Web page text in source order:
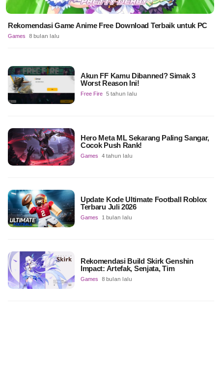
Rekomendasi Game Anime Free Download Terbaik untuk PC
Games 8 bulan lalu
Akun FF Kamu Dibanned? Simak 3
Worst Reason Ini!
Free Fire 5 tahun lalu
Hero Meta ML Sekarang Paling Sangar,
Cocok Push Rank!
Games 4 tahun lalu
Update Kode Ultimate Football Roblox
Terbaru Juli 2026
Games 1 bulan lalu
Rekomendasi Build Skirk Genshin
Impact: Artefak, Senjata, Tim
Games 8 bulan lalu